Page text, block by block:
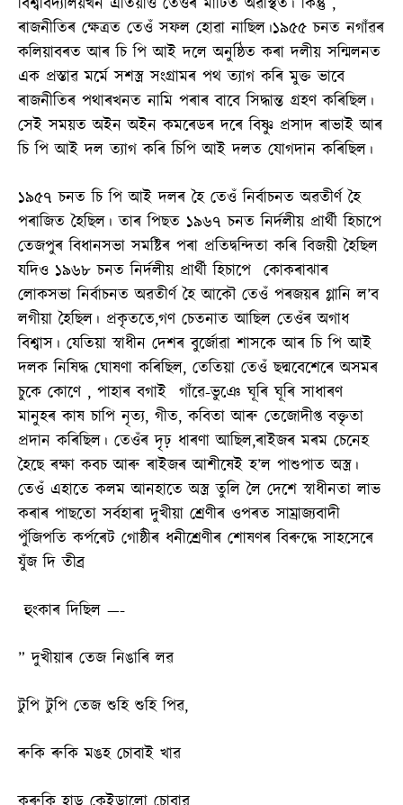
ৰাজনীতিৰ ক্ষেত্ৰত তেওঁ সফল হোৱা নাছিল।১৯৫৫ চনত নগাঁৱৰ
কলিয়াবৰত আৰ চি পি আই দলে অনুষ্ঠিত কৰা দলীয় সন্মিলনত
এক প্ৰস্তাৱ মৰ্মে সশস্ত্ৰ সংগ্ৰামৰ পথ ত্যাগ কৰি মুক্ত ভাবে
ৰাজনীতিৰ পথাৰখনত নামি পৰাৰ বাবে সিদ্ধান্ত গ্ৰহণ কৰিছিল।
সেই সময়ত অইন অইন কমৰেডৰ দৰে বিষ্ণু প্ৰসাদ ৰাভাই আৰ
চি পি আই দল ত্যাগ কৰি চিপি আই দলত যোগদান কৰিছিল।
১৯৫৭ চনত চি পি আই দলৰ হৈ তেওঁ নিৰ্বাচনত অৱতীৰ্ণ হৈ
পৰাজিত হৈছিল। তাৰ পিছত ১৯৬৭ চনত নিৰ্দলীয় প্ৰাৰ্থী হিচাপে
তেজপুৰ বিধানসভা সমষ্টিৰ পৰা প্ৰতিদ্বন্দিতা কৰি বিজয়ী হৈছিল
যদিও ১৯৬৮ চনত নিৰ্দলীয় প্ৰাৰ্থী হিচাপে কোকৰাঝাৰ
লোকসভা নিৰ্বাচনত অৱতীৰ্ণ হৈ আকৌ তেওঁ পৰজয়ৰ গ্লানি ল’ব
লগীয়া হৈছিল। প্ৰকৃততে,গণ চেতনাত আছিল তেওঁৰ অগাধ
বিশ্বাস। যেতিয়া স্বাধীন দেশৰ বুৰ্জোৱা শাসকে আৰ চি পি আই
দলক নিষিদ্ধ ঘোষণা কৰিছিল, তেতিয়া তেওঁ ছদ্মবেশেৰে অসমৰ
চুকে কোণে , পাহাৰ বগাই গাঁৱে-ভুঞে ঘূৰি ঘূৰি সাধাৰণ
মানুহৰ কাষ চাপি নৃত্য, গীত, কবিতা আৰু তেজোদীপ্ত বক্তৃতা
প্ৰদান কৰিছিল। তেওঁৰ দৃঢ় ধাৰণা আছিল,ৰাইজৰ মৰম চেনেহ
হৈছে ৰক্ষা কবচ আৰু ৰাইজৰ আশীষেই হ’ল পাশুপাত অস্ত্ৰ।
তেওঁ এহাতে কলম আনহাতে অস্ত্ৰ তুলি লৈ দেশে স্বাধীনতা লাভ
কৰাৰ পাছতো সৰ্বহাৰা দুখীয়া শ্ৰেণীৰ ওপৰত সাম্ৰাজ্যবাদী
পুঁজিপতি কৰ্পৰেট গোষ্ঠীৰ ধনীশ্ৰেণীৰ শোষণৰ বিৰুদ্ধে সাহসেৰে
যুঁজ দি তীব্ৰ
হুংকাৰ দিছিল —-
” দুখীয়াৰ তেজ নিঙাৰি লৱ
টুপি টুপি তেজ শুহি শুহি পিৱ,
ৰুকি ৰুকি মঙহ চোবাই খাৱ